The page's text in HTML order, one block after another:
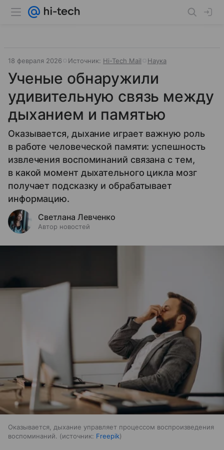
18 февраля 2026 Источник: Hi-Tech Mail Наука
Ученые обнаружили
удивительную связь между
дыханием и памятью
Оказывается, дыхание играет важную роль
в работе человеческой памяти: успешность
извлечения воспоминаний связана с тем,
в какой момент дыхательного цикла мозг
получает подсказку и обрабатывает
информацию.
Светлана Левченко
Автор новостей
Оказывается, дыхание управляет процессом воспроизведения
воспоминаний.
источник: Freepik